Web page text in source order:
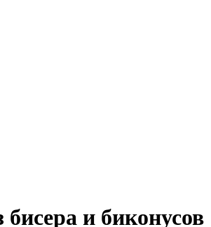
и биконусов